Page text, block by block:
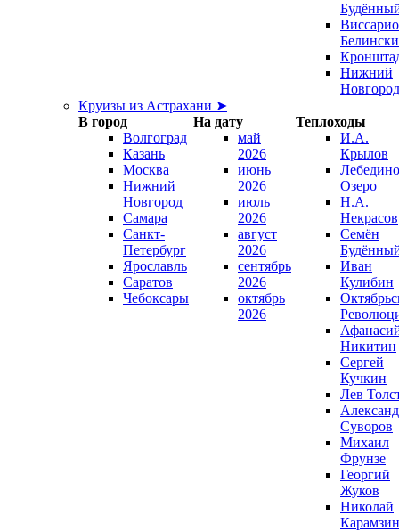
Нижний
Новгород
Круизы из Астрахани ➤
В город
На дату
Теплоходы
Волгоград
Казань
Москва
Нижний
Новгород
Самара
Санкт-
Петербург
Ярославль
Саратов
Чебоксары
май
2026
июнь
2026
июль
2026
август
2026
сентябрь
2026
октябрь
2026
И.А.
Крылов
Озеро
Н.А.
Некрасов
Семён
Иван
Кулибин
Никитин
Сергей
Кучкин
Лев
Суворов
Михаил
Фрунзе
Георгий
Жуков
Николай
Карамзин